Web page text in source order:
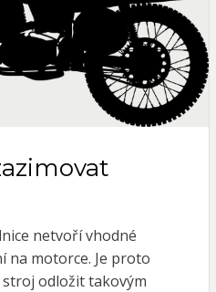
netvoří vhodné
na motorce. Je proto
odložit takovým